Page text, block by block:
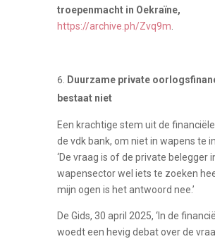
troepenmacht in Oekraïne,
https://archive.ph/Zvq9m
Duurzame private
bestaat niet
Een krachtige stem uit de
de vdk bank, om niet in wapens te
‘De vraag is of de private belegger
wapensector wel iets te zoeken
mijn ogen is het antwoord nee.’
De Gids, 30 april 2025, ‘In de
woedt een hevig debat over de